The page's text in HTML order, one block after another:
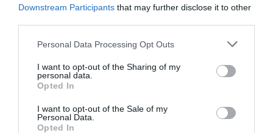
Downstream Participants that may further disclose it to other
Personal Data Processing Opt Outs
I want to opt-out of the Sharing of my
personal data.
Opted In
I want to opt-out of the Sale of my
Personal Data.
Opted In